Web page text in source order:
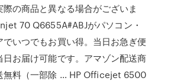
の商品と異なる場合がございま
70 Q6655A#ABJがパソコン・
でいつでもお買い得。当日お急ぎ便
お届け可能です。アマゾン配送商
無料（一部除 … HP Officejet 6500